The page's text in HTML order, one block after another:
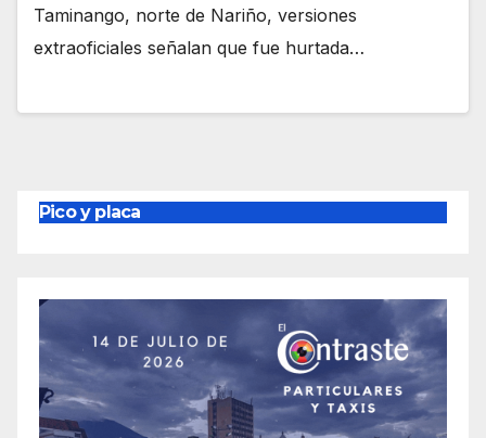
Taminango, norte de Nariño, versiones
extraoficiales señalan que fue hurtada…
Pico y placa